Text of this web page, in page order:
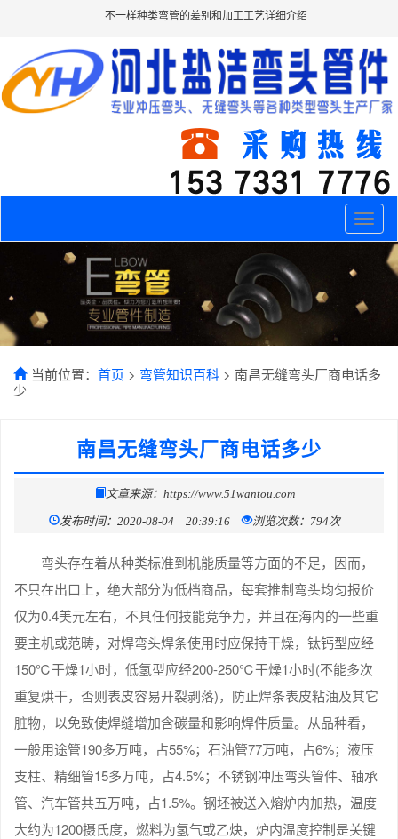
不一样种类弯管的差别和加工工艺详细介绍
Toggle
当前位置： 首页 > 弯管知识百科 > 南昌无缝弯头厂商电话多
少
南昌无缝弯头厂商电话多少
文章来源：https://www.51wantou.com
发布时间：2020-08-04 20:39:16 浏览次数：794次
弯头存在着从种类标准到机能质量等方面的不足，因而，
不只在出口上，绝大部分为低档商品，每套推制弯头均匀报价
仅为0.4美元左右，不具任何技能竞争力，并且在海内的一些重
要主机或范畴，对焊弯头焊条使用时应保持干燥，钛钙型应经
150℃干燥1小时，低氢型应经200-250℃干燥1小时(不能多次
重复烘干，否则表皮容易开裂剥落)，防止焊条表皮粘油及其它
脏物，以免致使焊缝增加含碳量和影响焊件质量。从品种看，
一般用途管190多万吨，占55%；石油管77万吨，占6%；液压
支柱、精细管15多万吨，占4.5%；不锈钢冲压弯头管件、轴承
管、汽车管共五万吨，占1.5%。钢坯被送入熔炉内加热，温度
大约为1200摄氏度，燃料为氢气或乙炔，炉内温度控制是关键